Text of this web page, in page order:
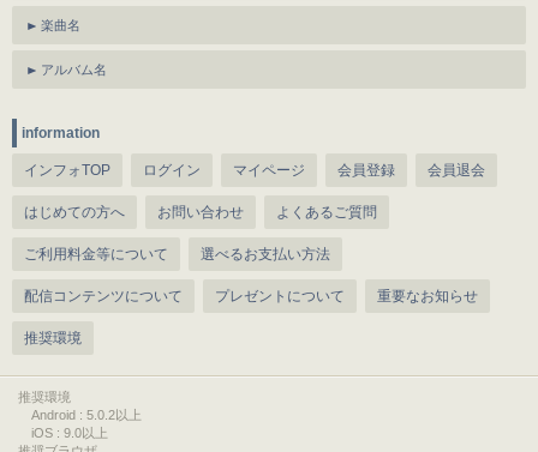
楽曲名
アルバム名
information
インフォTOP ログイン マイページ 会員登録 会員退会
はじめての方へ お問い合わせ よくあるご質問
ご利用料金等について 選べるお支払い方法
配信コンテンツについて プレゼントについて 重要なお知らせ
推奨環境
推奨環境
Android : 5.0.2以上
iOS : 9.0以上